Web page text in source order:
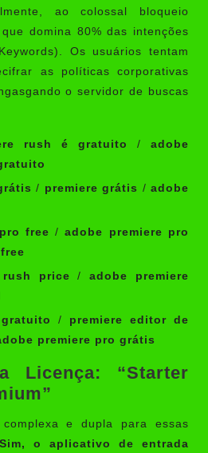
ao colossal bloqueio
domina 80% das intenções
Os usuários tentam
as políticas corporativas
o servidor de buscas
rush é gratuito / adobe
/ premiere grátis /adobe
free /adobe premiere pro
rush price /adobe premiere
/ premiere editor de
premiere pro grátis
Licença: “Starter
e dupla para essas
Sim, o aplicativo de entrada